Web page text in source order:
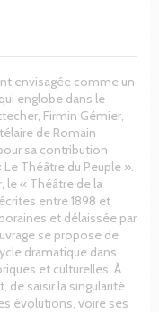
envisagée comme un
englobe dans le
Firmin Gémier,
de Romain
sa contribution
Théâtre du Peuple ».
le « Théâtre de la
entre 1898 et
et délaissée par
se propose de
dramatique dans
et culturelles. À
de saisir la singularité
évolutions, voire ses